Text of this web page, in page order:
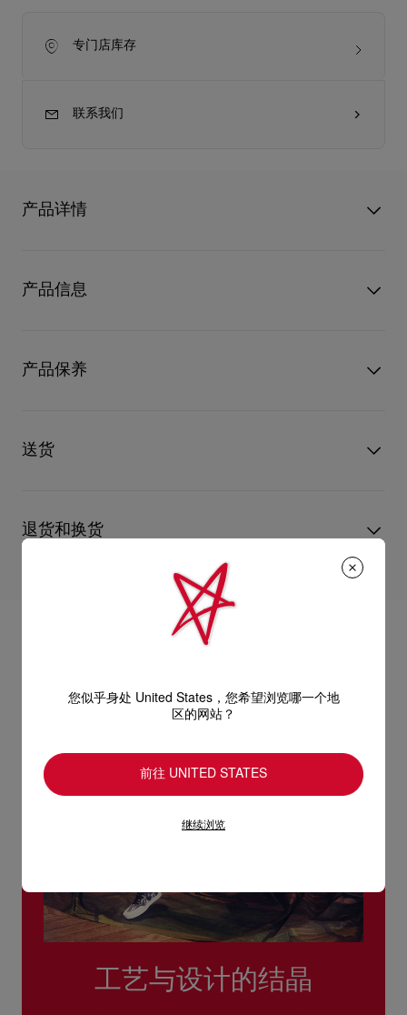
专门店库存
联系我们
产品详情
衬，可用作托特包或肩背包。黑白色Moises印花小牛皮包身捕捉
人潮涌动的力量，包面压印经典Canopy标志，并以特色金属横饰
- 尺寸：
- 高12.8 x 长16.9 x 宽6.3英寸
产品信息
颜色
黑色
物料
小牛皮
产品保养
革产品需要深层清洁还是保养护理，我们也能为尽应所需，确保
您心仪的设计耐用经年。 请小心护理闪亮皮革产品，以免品质受
送货
UPS标准服务：3至6个工作天内免费送货
UPS特快专递：费用为15英镑，1至3个工作天内送货（限下午4
包裹于星期一至五派送，必须签收。
估计送货时间由发货日期起计算。
部分地区可能需要额外的送货时间。
阅读更多
退货和换货
送货日期起计30天内可以免费退换。
换货视乎产品库存而定，请联系客户服务专员。
专门店恕不处理退货或换货要求。
退回的产品必须完好无损，红鞋底也没有任何污渍。
工艺与设计的结晶
您似乎身处 United States，您希望浏览哪一个地
区的网站？
前往 UNITED STATES
继续浏览